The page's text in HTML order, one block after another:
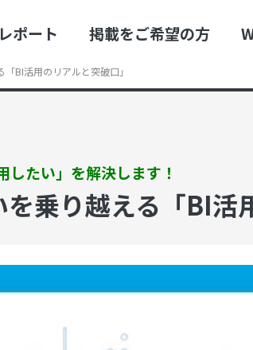
ポート 掲載をご希望の方
BI活用のリアルと突破口」
したい」を解決します！
乗り越える「BI活